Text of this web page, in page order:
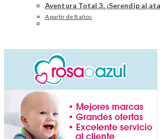
Aventura Total 3. ¡Serendip al
A partir de 8 años